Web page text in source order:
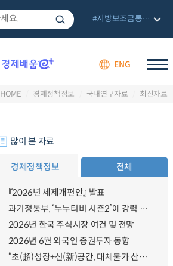
ENG
#지방보조금통합관리망
HOME 경제정책정보 국내연구자료 최신자료
많이 본 자료
경제정책정보 전체
『2026년 세제개편안』 발표
과기정통부, ‘누누티비 시즌2’에 강력 대응 의지 밝혀
2026년 한국 주식시장 여건 및 전망
2026년 6월 외국인 증권투자 동향
“초(超)성장+신(新)공간, 대체불가 산업강국”